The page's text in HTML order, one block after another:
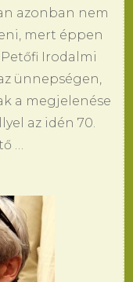
azon­ban nem
mert éppen
Iro­dal­mi
ünnepségen,
a meg­je­lenése
az idén 70.
…